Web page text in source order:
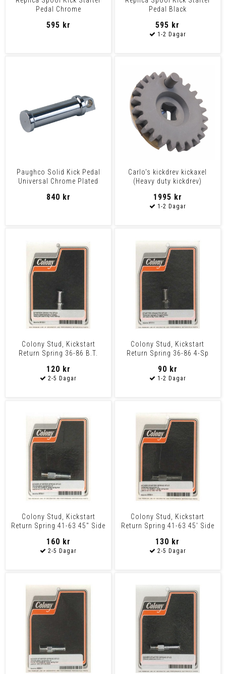
Pedal Chrome
595 kr
Pedal Black
595 kr
Paughco Solid Kick Pedal
Universal Chrome Plated
840 kr
Carlo's kickdrev kickaxel
(Heavy duty kickdrev)
1995 kr
Colony Stud, Kickstart
Return Spring 36-86 B.T.
120 kr
Colony Stud, Kickstart
Return Spring 36-86 4-Sp
90 kr
Colony Stud, Kickstart
Return Spring 41-63 45" Side
160 kr
Colony Stud, Kickstart
Return Spring 41-63 45' Side
130 kr